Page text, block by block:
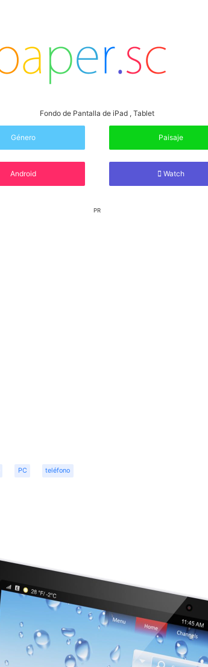
Fondo de Pantalla de iPad , Tablet
Género Paisaje
Android Watch
PR
PC teléfono